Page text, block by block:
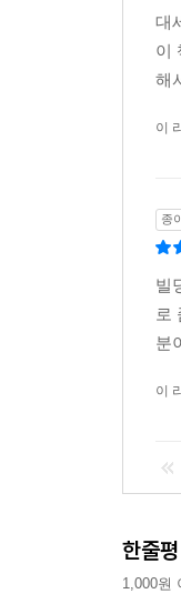
대
이
해
이
종
빌
로
분
이
한줄평
1,000원